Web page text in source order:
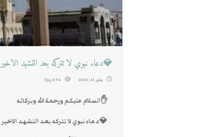
💎دعاء نبوي لا تتركه بعد التشهد الاخير
يناير 11, 2021 574 زيارة
✋السلام عليكم ورحمة الله وبركاته
💎دعاء نبوي لا تتركه بعد التشهد الاخير